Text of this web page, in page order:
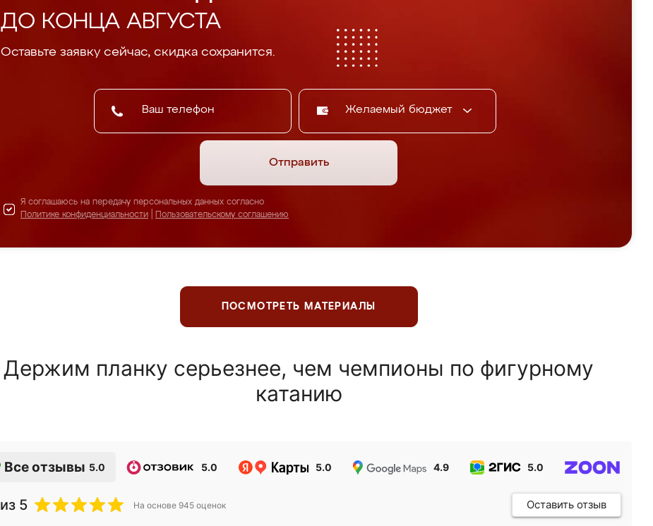
ДО КОНЦА АВГУСТА
Оставьте заявку сейчас, скидка сохранится.
Желаемый бюджет
Отправить
Я соглашаюсь на передачу персональных данных согласно
Политике конфиденциальности
Пользовательскому соглашению
ПОСМОТРЕТЬ МАТЕРИАЛЫ
Держим планку серьезнее, чем чемпионы по фигурному
катанию
Все отзывы 5.0 5.0 5.0 4.9 5.0
из 5 На основе 945 оценок Оставить отзыв